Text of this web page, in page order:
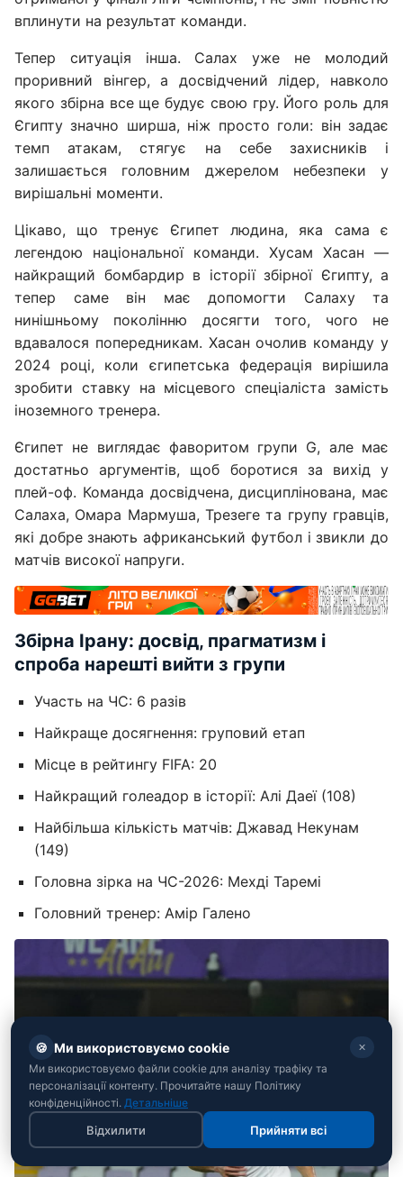
вплинути на результат команди.
Тепер ситуація інша. Салах уже не молодий
проривний вінгер, а досвідчений лідер, навколо
якого збірна все ще будує свою гру. Його роль для
Єгипту значно ширша, ніж просто голи: він задає
темп атакам, стягує на себе захисників і
залишається головним джерелом небезпеки у
вирішальні моменти.
Цікаво, що тренує Єгипет людина, яка сама є
легендою національної команди. Хусам Хасан —
найкращий бомбардир в історії збірної Єгипту, а
тепер саме він має допомогти Салаху та
нинішньому поколінню досягти того, чого не
вдавалося попередникам. Хасан очолив команду у
2024 році, коли єгипетська федерація вирішила
зробити ставку на місцевого спеціаліста замість
іноземного тренера.
Єгипет не виглядає фаворитом групи G, але має
достатньо аргументів, щоб боротися за вихід у
плей-оф. Команда досвідчена, дисциплінована, має
Салаха, Омара Мармуша, Трезеге та групу гравців,
які добре знають африканський футбол і звикли до
матчів високої напруги.
Збірна Ірану: досвід, прагматизм і
спроба нарешті вийти з групи
Участь на ЧС: 6 разів
Найкраще досягнення: груповий етап
Місце в рейтингу FIFA: 20
Найкращий голеадор в історії: Алі Даеї (108)
Найбільша кількість матчів: Джавад Некунам
(149)
Головна зірка на ЧС-2026: Мехді Таремі
Головний тренер: Амір Галено
🍪 Ми використовуємо cookie ✕
Ми використовуємо файли cookie для аналізу трафіку та
персоналізації контенту. Прочитайте нашу Політику
конфіденційності. Детальніше
Відхилити Прийняти всі